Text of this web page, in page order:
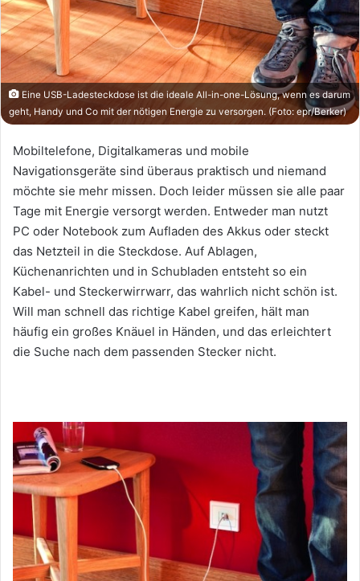
Eine USB-Ladesteckdose ist die ideale All-in-one-Lösung, wenn es darum
geht, Handy und Co mit der nötigen Energie zu versorgen. (Foto: epr/Berker)
Mobiltelefone, Digitalkameras und mobile
Navigationsgeräte sind überaus praktisch und niemand
möchte sie mehr missen. Doch leider müssen sie alle paar
Tage mit Energie versorgt werden. Entweder man nutzt
PC oder Notebook zum Aufladen des Akkus oder steckt
das Netzteil in die Steckdose. Auf Ablagen,
Küchenanrichten und in Schubladen entsteht so ein
Kabel- und Steckerwirrwarr, das wahrlich nicht schön ist.
Will man schnell das richtige Kabel greifen, hält man
häufig ein großes Knäuel in Händen, und das erleichtert
die Suche nach dem passenden Stecker nicht.